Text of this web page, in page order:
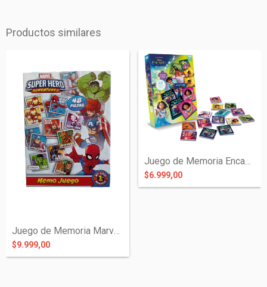
Productos similares
Juego de Memoria Marvel Super Héroes The...
$9.999,00
Juego de Memoria Encanto - Tapimovil
$6.999,00